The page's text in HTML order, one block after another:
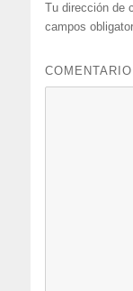
Tu dirección de
campos